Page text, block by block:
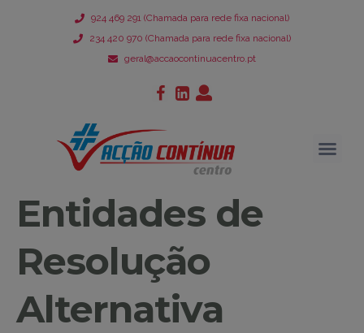
924 469 291 (Chamada para rede fixa nacional)
234 420 970 (Chamada para rede fixa nacional)
geral@accaocontinuacentro.pt
Entidades de
Resolução
Alternativa